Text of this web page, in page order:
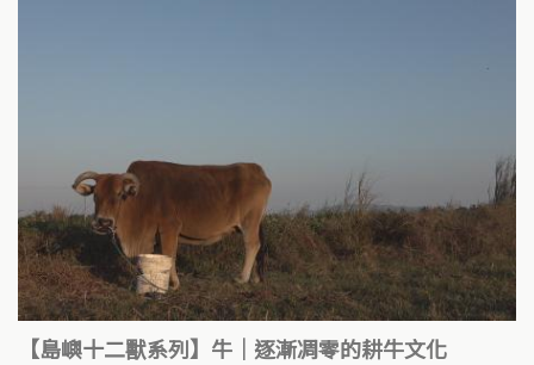
【島嶼十二獸系列】牛｜逐漸凋零的耕牛文化